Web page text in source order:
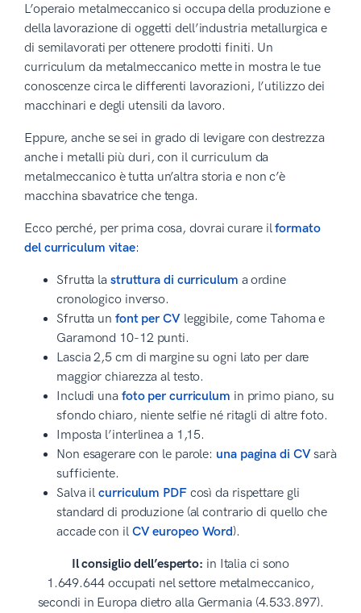
L’operaio metalmeccanico si occupa della produzione e
della lavorazione di oggetti dell’industria metallurgica e
di semilavorati per ottenere prodotti finiti. Un
curriculum da metalmeccanico mette in mostra le tue
conoscenze circa le differenti lavorazioni, l’utilizzo dei
macchinari e degli utensili da lavoro.
Eppure, anche se sei in grado di levigare con destrezza
anche i metalli più duri, con il curriculum da
metalmeccanico è tutta un’altra storia e non c’è
macchina sbavatrice che tenga.
Ecco perché, per prima cosa, dovrai curare ilformato
del curriculum vitae:
Sfrutta la struttura di curriculum a ordine
cronologico inverso.
Sfrutta un font per CVleggibile, come Tahoma e
Garamond 10-12 punti.
Lascia 2,5 cm di margine su ogni lato per dare
maggior chiarezza al testo.
Includi una foto per curriculum in primo piano, su
sfondo chiaro, niente selfie né ritagli di altre foto.
Imposta l’interlinea a 1,15.
Non esagerare con le parole: una pagina di CVsarà
sufficiente.
Salva ilcurriculum PDFcosì da rispettare gli
standard di produzione (al contrario di quello che
accade con il CV europeo Word).
Il consiglio dell’esperto: in Italia ci sono
1.649.644 occupati nel settore metalmeccanico,
secondi in Europa dietro alla Germania (4.533.897).